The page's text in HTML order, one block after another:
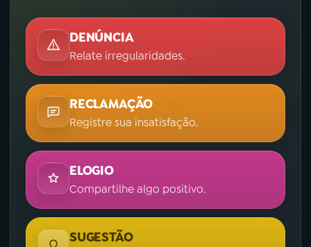
DENÚNCIA
Relate irregularidades.
RECLAMAÇÃO
Registre sua insatisfação.
ELOGIO
Compartilhe algo positivo.
SUGESTÃO